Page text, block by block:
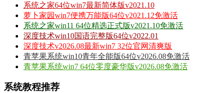
系统之家64位win7最新简体版v2021.10
萝卜家园win7便携万能版64位v2021.12免激活
系统之家win11 64位精选正式版v2021.10免激活
深度技术win10国语完整版64位v2022.01
深度技术v2026.08最新win7 32位官网清爽版
青苹果系统win10青年全能版64位v2026.08免激活
青苹果系统win7 64位零度豪华版v2026.08免激活
系统教程推荐